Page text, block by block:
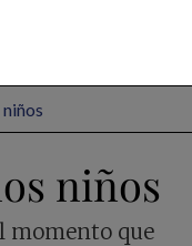
niños
momento que